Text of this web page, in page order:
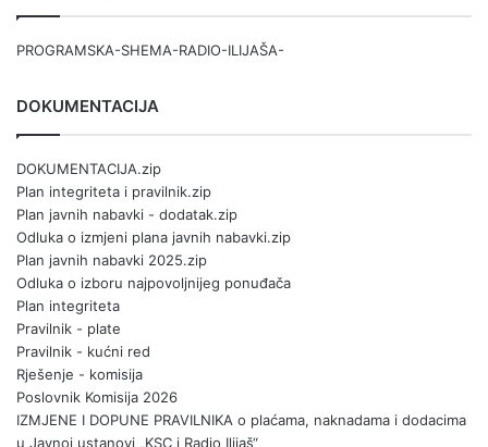
PROGRAMSKA-SHEMA-RADIO-ILIJAŠA-
DOKUMENTACIJA
DOKUMENTACIJA.zip
Plan integriteta i pravilnik.zip
Plan javnih nabavki - dodatak.zip
Odluka o izmjeni plana javnih nabavki.zip
Plan javnih nabavki 2025.zip
Odluka o izboru najpovoljnijeg ponuđača
Plan integriteta
Pravilnik - plate
Pravilnik - kućni red
Rješenje - komisija
Poslovnik Komisija 2026
IZMJENE I DOPUNE PRAVILNIKA o plaćama, naknadama i dodacima
u Javnoj ustanovi „KSC i Radio Ilijaš“